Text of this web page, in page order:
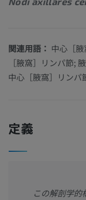
関連用語： 中心［
［腋窩］リンパ節;
中心［腋窩］リンパ
定義
この解剖学